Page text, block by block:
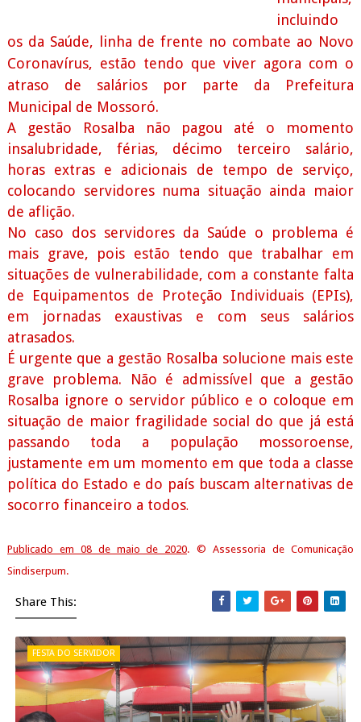
incluindo
os da Saúde, linha de frente no combate ao Novo
Coronavírus, estão tendo que viver agora com o
atraso de salários por parte da Prefeitura
Municipal de Mossoró.
A gestão Rosalba não pagou até o momento
insalubridade, férias, décimo terceiro salário,
horas extras e adicionais de tempo de serviço,
colocando servidores numa situação ainda maior
de aflição.
No caso dos servidores da Saúde o problema é
mais grave, pois estão tendo que trabalhar em
situações de vulnerabilidade, com a constante falta
de Equipamentos de Proteção Individuais (EPIs),
em jornadas exaustivas e com seus salários
atrasados.
É urgente que a gestão Rosalba solucione mais este
grave problema. Não é admissível que a gestão
Rosalba ignore o servidor público e o coloque em
situação de maior fragilidade social do que já está
passando toda a população mossoroense,
justamente em um momento em que toda a classe
política do Estado e do país buscam alternativas de
socorro financeiro a todos.
Publicado em 08 de maio de 2020. © Assessoria de Comunicação
Sindiserpum.
Share This:
FESTA DO SERVIDOR